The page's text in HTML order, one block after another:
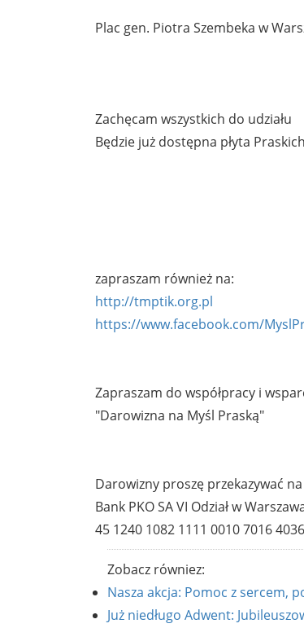
Plac gen. Piotra Szembeka w
Zachęcam wszystkich do udziału
Będzie już dostępna płyta
zapraszam również na:
http://tmptik.org.pl
https://www.facebook.com/
Zapraszam do współpracy i
"Darowizna na Myśl Praską"
Darowizny proszę przekazywać
Bank PKO SA VI Odział w
45 1240 1082 1111 0010 7016 4036
Zobacz równiez:
Nasza akcja: Pomoc z sercem,
Już niedługo Adwent: